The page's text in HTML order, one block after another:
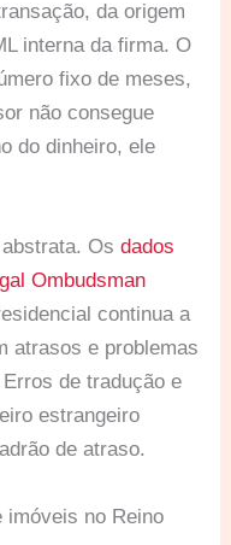
da origem
interna da firma. O
fixo de meses,
não consegue
do dinheiro, ele
abstrata. Osdados
Ombudsman
continua a
atrasos e problemas
de tradução e
estrangeiro
de atraso.
imóveis no Reino